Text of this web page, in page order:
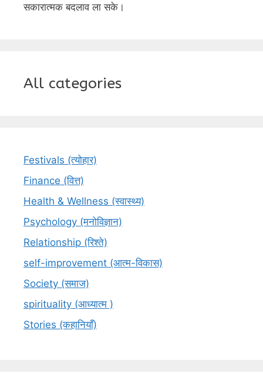
सकारात्मक बदलाव ला सके।
All categories
Festivals (त्योहार)
Finance (वित्त)
Health & Wellness (स्वास्थ्य)
Psychology (मनोविज्ञान)
Relationship (रिश्ते)
self-improvement (आत्म-विकास)
Society (समाज)
spirituality (आध्यात्म )
Stories (कहानियाँ)